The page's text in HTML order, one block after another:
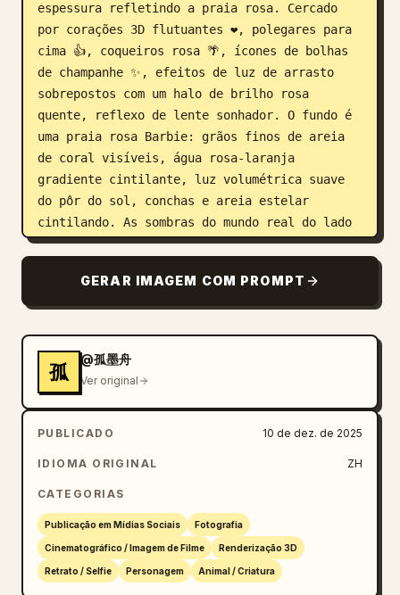
espessura refletindo a praia rosa. Cercado
por corações 3D flutuantes ❤️, polegares para
cima 👍, coqueiros rosa 🌴, ícones de bolhas
de champanhe ✨, efeitos de luz de arrasto
sobrepostos com um halo de brilho rosa
quente, reflexo de lente sonhador. O fundo é
uma praia rosa Barbie: grãos finos de areia
de coral visíveis, água rosa-laranja
gradiente cintilante, luz volumétrica suave
do pôr do sol, conchas e areia estelar
cintilando. As sombras do mundo real do lado
esquerdo são nítidas com saturação realista,
filtro de luz suave e vinheta, tom rosa-
dourado de alto contraste. Estilo de férias
cinematográfico 8K, ray tracing, detalhes de
pelos em nível de fibra, subsurface
scattering, profundidade de campo focada no
celular, renderização Unreal Engine 5,
composição dimensional inovadora, vibe de
férias, explodindo com estética de internet.
GERAR IMAGEM COM PROMPT
孤
@孤墨舟
Ver original
PUBLICADO 10 de dez. de 2025
IDIOMA ORIGINAL ZH
CATEGORIAS
Publicação em Mídias Sociais Fotografia
Cinematográfico / Imagem de Filme Renderização 3D
Retrato / Selfie Personagem Animal / Criatura